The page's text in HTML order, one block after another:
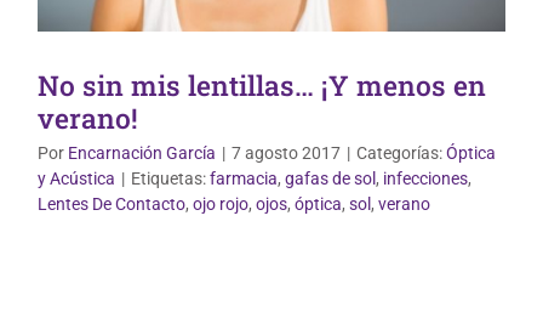
No sin mis lentillas… ¡Y menos en
verano!
Por Encarnación García | 7 agosto 2017 | Categorías:Óptica
y Acústica | Etiquetas:farmacia, gafas de sol, infecciones,
Lentes De Contacto, ojo rojo, ojos, óptica, sol, verano
Óptica y Acústica